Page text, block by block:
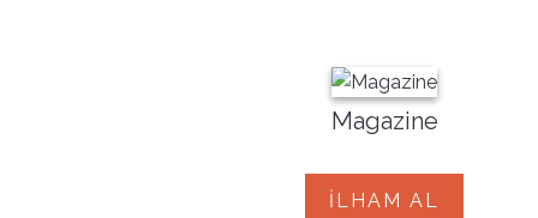
Magazine
İLHAM AL